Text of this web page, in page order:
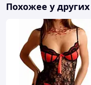
Похожее у